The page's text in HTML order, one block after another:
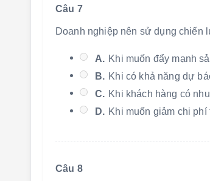
Câu 7
Doanh nghiệp nên sử dụng chiến
A. Khi muốn đẩy mạnh
B. Khi có khả năng dự
C. Khi khách hàng có
D. Khi muốn giảm chi phí
Câu 8